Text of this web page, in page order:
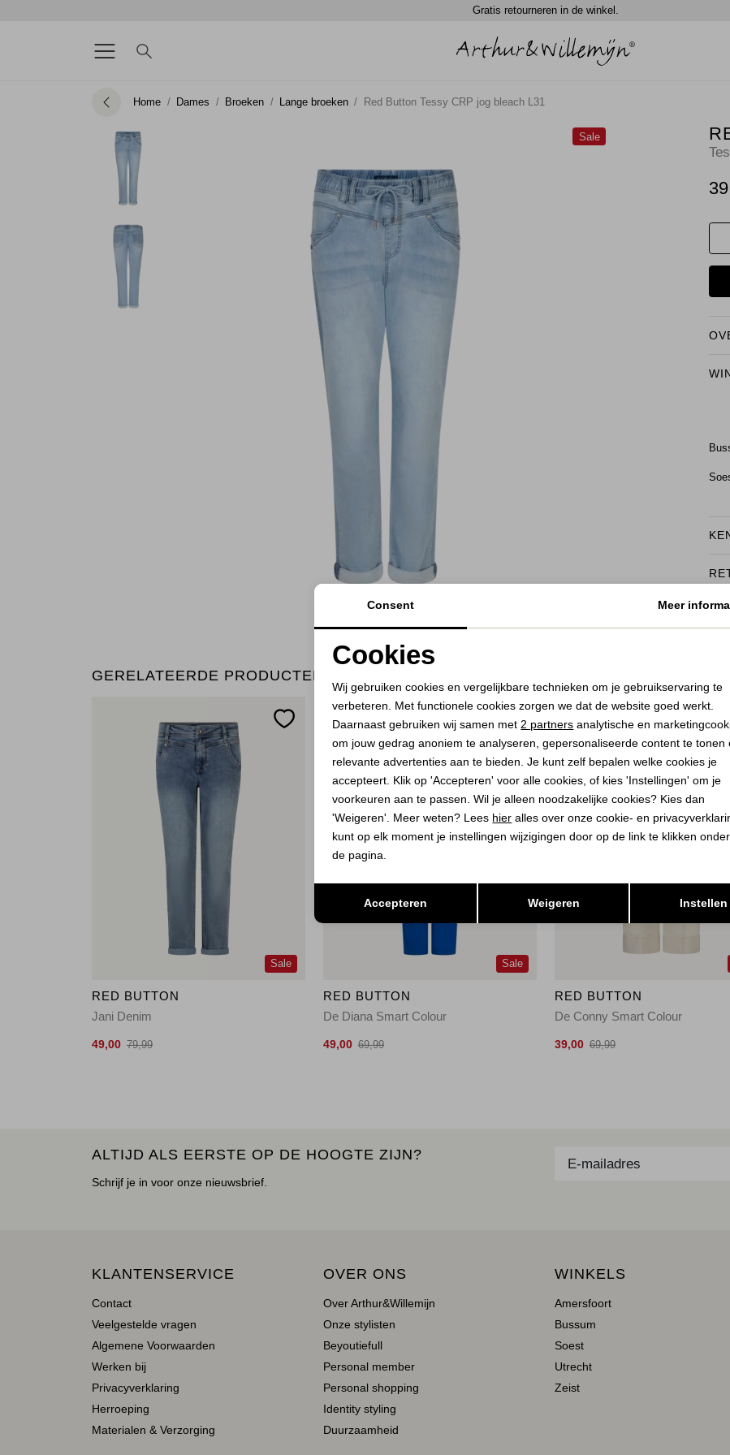
Gratis retourneren in de winkel.
Home Dames Broeken Lange broeken Red Button Tessy CRP jog bleach L31
Sale
GERELATEERDE PRODUCTEN
Sale
RED BUTTON
Jani Denim
49,00 79,99
Sale
RED BUTTON
De Diana Smart Colour
49,00 69,99
RED BUTTON
De Conny Smart Colour
39,00 69,99
ALTIJD ALS EERSTE OP DE HOOGTE ZIJN?
Schrijf je in voor onze nieuwsbrief.
KLANTENSERVICE
Contact
Veelgestelde vragen
Algemene Voorwaarden
Werken bij
Privacyverklaring
Herroeping
Materialen & Verzorging
OVER ONS
Over Arthur&Willemijn
Onze stylisten
Beyoutiefull
Personal member
Personal shopping
Identity styling
Duurzaamheid
WINKELS
Amersfoort
Bussum
Soest
Utrecht
Zeist
Analytische cookies Marketing cookies
Consent Meer
Cookies
Wij gebruiken cookies en vergelijkbare technieken om je gebruikservaring te
verbeteren. Met functionele cookies zorgen we dat de website goed werkt.
Daarnaast gebruiken wij samen met 2 partners analytische en
om jouw gedrag anoniem te analyseren, gepersonaliseerde content te tonen
relevante advertenties aan te bieden. Je kunt zelf bepalen welke cookies je
accepteert. Klik op 'Accepteren' voor alle cookies, of kies 'Instellingen' om je
voorkeuren aan te passen. Wil je alleen noodzakelijke cookies? Kies dan
'Weigeren'. Meer weten? Lees hier alles over onze cookie- en
kunt op elk moment je instellingen wijzigingen door op de link te klikken
de pagina.
Accepteren Weigeren Instellen